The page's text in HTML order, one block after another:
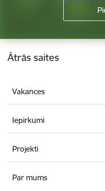
Kājene
Ātrās saites
Vakances
Iepirkumi
Projekti
Par mums